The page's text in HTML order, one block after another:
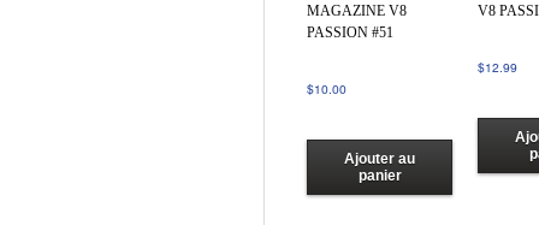
MAGAZINE V8
PASSION #51
$10.00
Ajouter au
panier
V8
$12.99